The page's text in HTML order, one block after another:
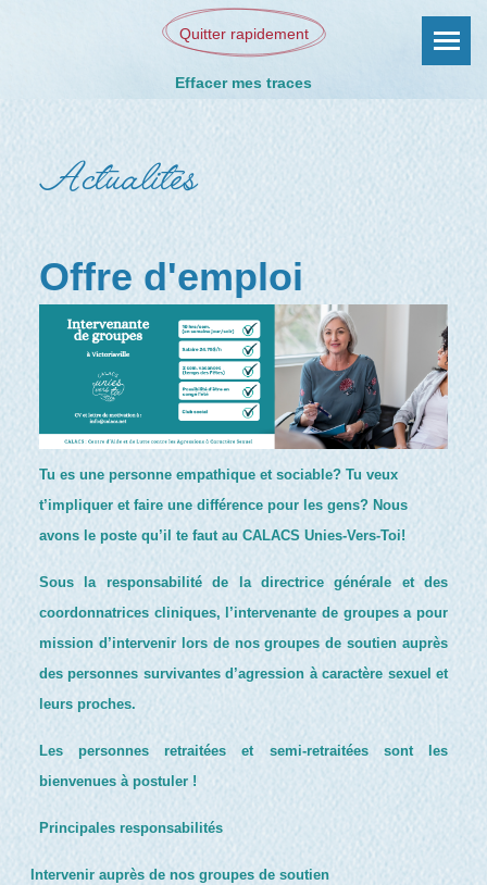
Quitter rapidement
Effacer mes traces
Actualités
Offre d'emploi
Tu es une personne empathique et sociable? Tu veux
t’impliquer et faire une différence pour les gens? Nous
avons le poste qu’il te faut au CALACS Unies-Vers-Toi!
Sous la responsabilité de la directrice générale et des
coordonnatrices cliniques, l’intervenante de groupes a pour
mission d’intervenir lors de nos groupes de soutien auprès
des personnes survivantes d’agression à caractère sexuel et
leurs proches.
Les personnes retraitées et semi-retraitées sont les
bienvenues à postuler !
Principales responsabilités
Intervenir auprès de nos groupes de soutien